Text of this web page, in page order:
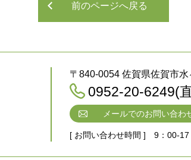
前のページへ戻る
〒840-0054 佐賀県佐賀市
0952-20-6249(
メールでのお問い合わ
[ お問い合わせ時間 ] 9：00-